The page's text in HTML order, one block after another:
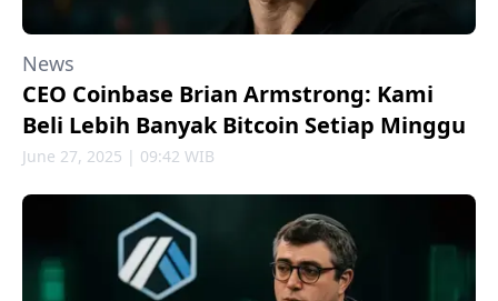
News
CEO Coinbase Brian Armstrong: Kami
Beli Lebih Banyak Bitcoin Setiap Minggu
June 27, 2025 | 09:42 WIB